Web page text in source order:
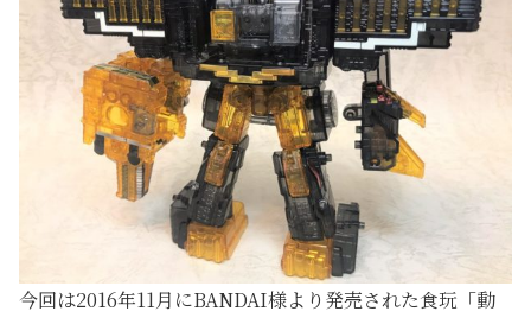
今回は2016年11月にBANDAI様より発売された食玩「動